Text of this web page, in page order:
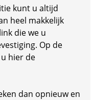
kunt u altijd
heel makkelijk
die we u
Op de
hier de
dan opnieuw en